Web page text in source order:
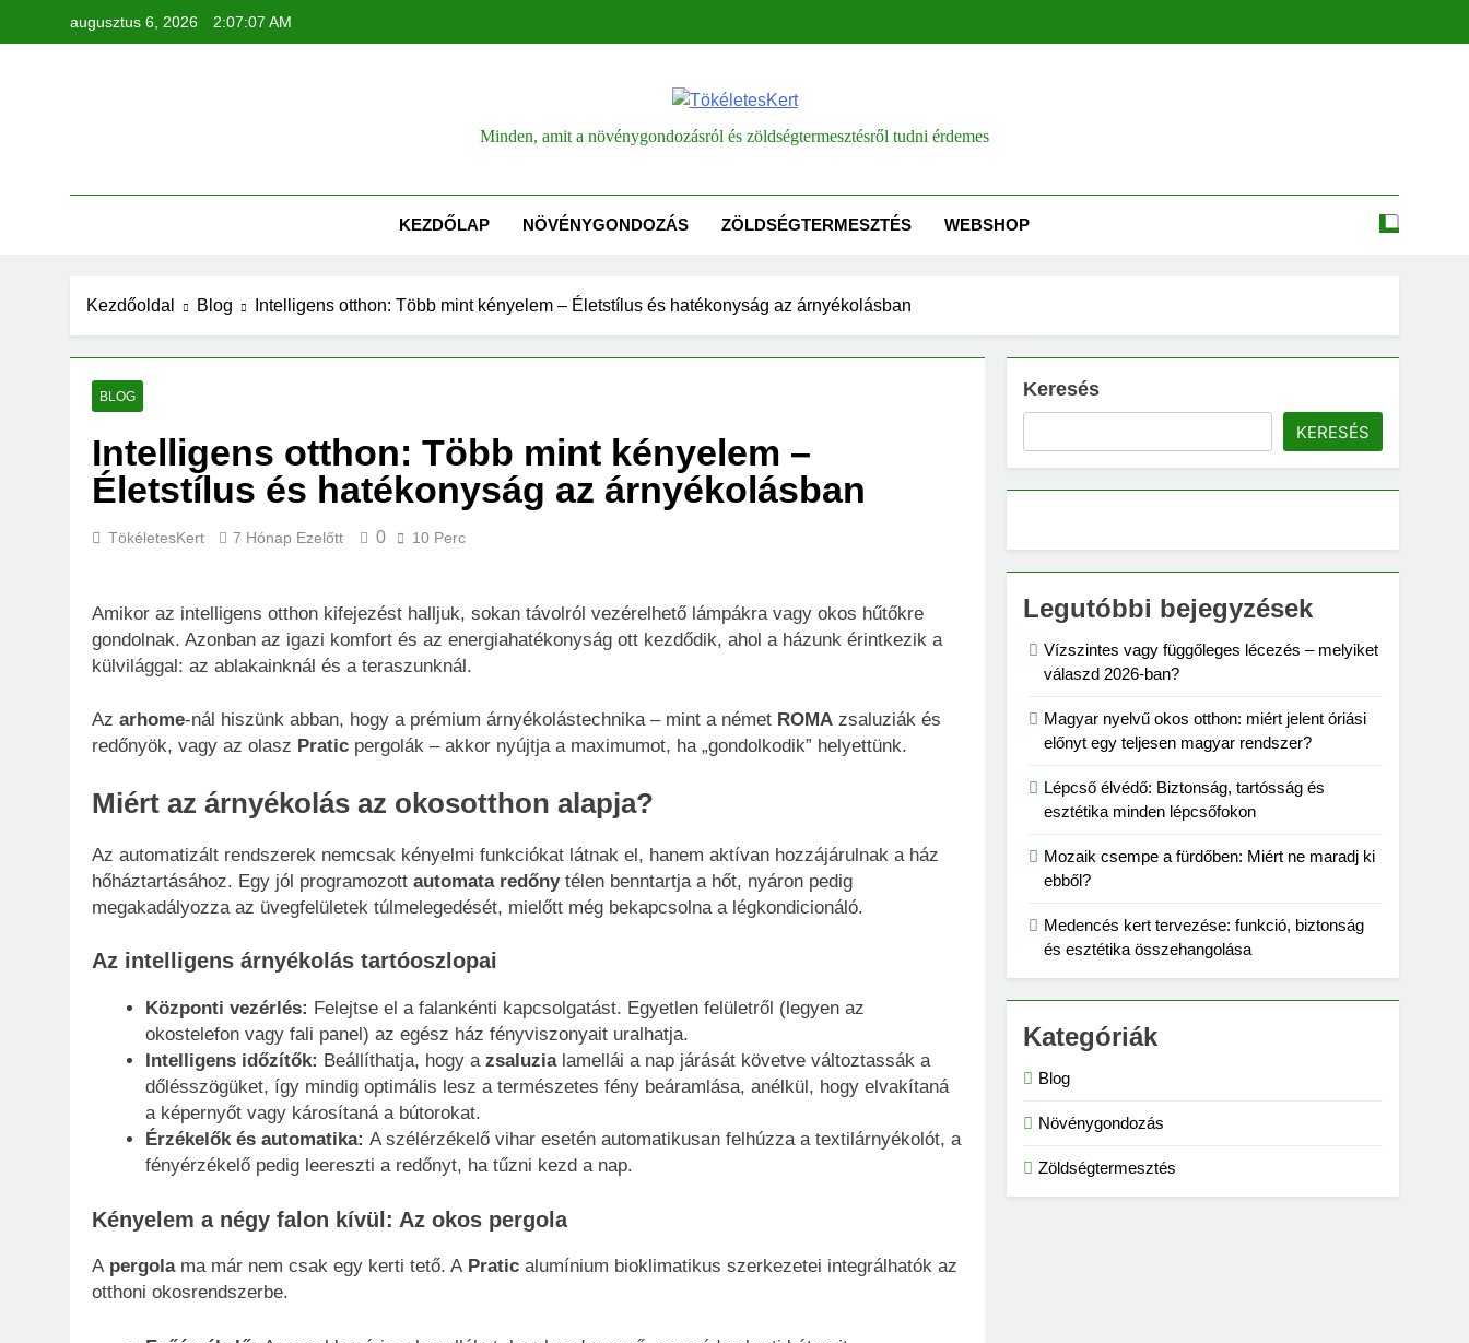
augusztus 6, 2026 2:07:07 AM
TökéletesKert
Minden, amit a növénygondozásról és zöldségtermesztésről tudni érdemes
KEZDŐLAP NÖVÉNYGONDOZÁS ZÖLDSÉGTERMESZTÉS WEBSHOP
Kezdőoldal Blog Intelligens otthon: Több mint kényelem – Életstílus és hatékonyság az árnyékolásban
BLOG
Intelligens otthon: Több mint kényelem –
Életstílus és hatékonyság az árnyékolásban
TökéletesKert 7 Hónap Ezelőtt 0 10 Perc
Amikor az intelligens otthon kifejezést halljuk, sokan távolról vezérelhető lámpákra vagy okos hűtőkre
gondolnak. Azonban az igazi komfort és az energiahatékonyság ott kezdődik, ahol a házunk érintkezik a
külvilággal: az ablakainknál és a teraszunknál.
Az arhome-nál hiszünk abban, hogy a prémium árnyékolástechnika – mint a német ROMA zsaluziák és
redőnyök, vagy az olasz Pratic pergolák – akkor nyújtja a maximumot, ha „gondolkodik” helyettünk.
Miért az árnyékolás az okosotthon alapja?
Az automatizált rendszerek nemcsak kényelmi funkciókat látnak el, hanem aktívan hozzájárulnak a ház
hőháztartásához. Egy jól programozott automata redőnytélen benntartja a hőt, nyáron pedig
megakadályozza az üvegfelületek túlmelegedését, mielőtt még bekapcsolna a légkondicionáló.
Az intelligens árnyékolás tartóoszlopai
Központi vezérlés: Felejtse el a falankénti kapcsolgatást. Egyetlen felületről (legyen az
okostelefon vagy fali panel) az egész ház fényviszonyait uralhatja.
Intelligens időzítők: Beállíthatja, hogy a zsaluzialamellái a nap járását követve változtassák a
dőlésszögüket, így mindig optimális lesz a természetes fény beáramlása, anélkül, hogy elvakítaná
a képernyőt vagy károsítaná a bútorokat.
Érzékelők és automatika: A szélérzékelő vihar esetén automatikusan felhúzza a textilárnyékolót, a
fényérzékelő pedig leereszti a redőnyt, ha tűzni kezd a nap.
Kényelem a négy falon kívül: Az okos pergola
A pergolama már nem csak egy kerti tető. A Pratic alumínium bioklimatikus szerkezetei integrálhatók az
otthoni okosrendszerbe.
Keresés
KERESÉS
Legutóbbi bejegyzések
Vízszintes vagy függőleges lécezés – melyiket
válaszd 2026-ban?
Magyar nyelvű okos otthon: miért jelent óriási
előnyt egy teljesen magyar rendszer?
Lépcső élvédő: Biztonság, tartósság és
esztétika minden lépcsőfokon
Mozaik csempe a fürdőben: Miért ne maradj ki
ebből?
Medencés kert tervezése: funkció, biztonság
és esztétika összehangolása
Kategóriák
Blog
Növénygondozás
Zöldségtermesztés